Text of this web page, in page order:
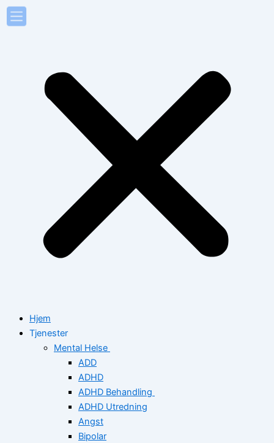
Hjem
Tjenester
Mental Helse
ADD
ADHD
ADHD Behandling
ADHD Utredning
Angst
Bipolar